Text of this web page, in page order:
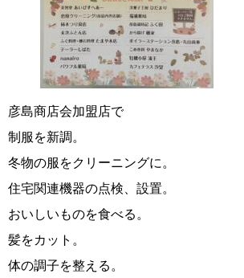
彦島商店会加盟店で
制服を新調。
冬物の服をクリーニングに。
住宅関連機器の点検、設置。
おいしいものを食べる。
髪をカット。
体の調子を整える。